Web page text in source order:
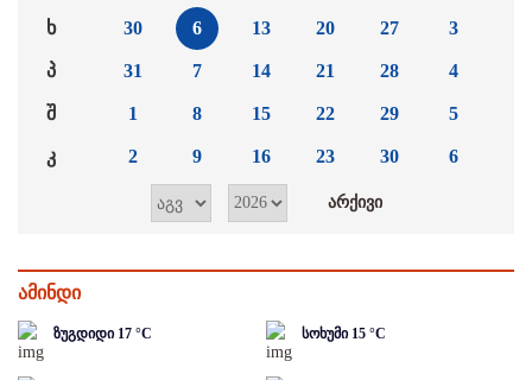
ხ
პ
შ
კ
30
31
1
2
6
7
8
9
13
14
15
16
20
21
22
23
27
28
29
30
3
4
5
6
ამინდი
ზუგდიდი 17 °C სოხუმი 15 °C